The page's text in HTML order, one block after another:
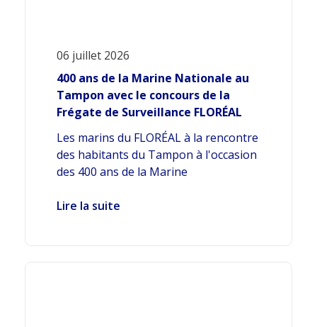
06 juillet 2026
400 ans de la Marine Nationale au
Tampon avec le concours de la
Frégate de Surveillance FLORÉAL
Les marins du FLORÉAL à la rencontre
des habitants du Tampon à l'occasion
des 400 ans de la Marine
Lire la suite